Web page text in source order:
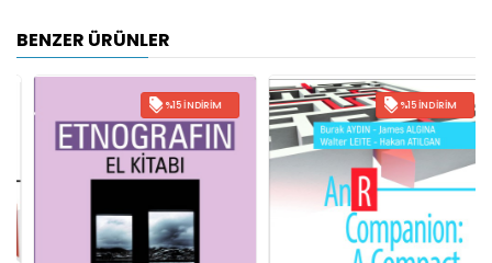
BENZER ÜRÜNLER
%15 İNDIRIM %15 İNDIRIM